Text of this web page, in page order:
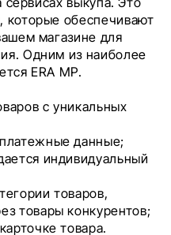
которые обеспечивают
магазине для
Одним из наиболее
ERA MP.
с уникальных
данные;
индивидуальный
товаров,
товары конкурентов;
товара.